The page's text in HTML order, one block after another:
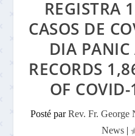
REGISTRA
CASOS DE
DIA PANIC
RECORDS
OF
Posté parRev. Fr. George
News |